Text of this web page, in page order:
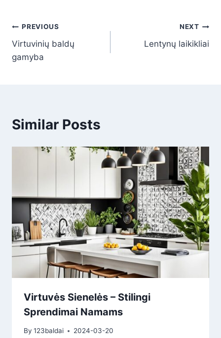
Navigacija
tarp
PREVIOUS
Virtuvinių baldų
gamyba
NEXT
Lentynų laikikliai
Similar Posts
Virtuvės Sienelės – Stilingi
Sprendimai Namams
By 123baldai 2024-03-20